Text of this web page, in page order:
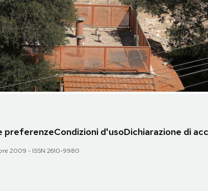
preferenzeCondizioni d'usoDichiarazione di
2009 - ISSN 2610-9980